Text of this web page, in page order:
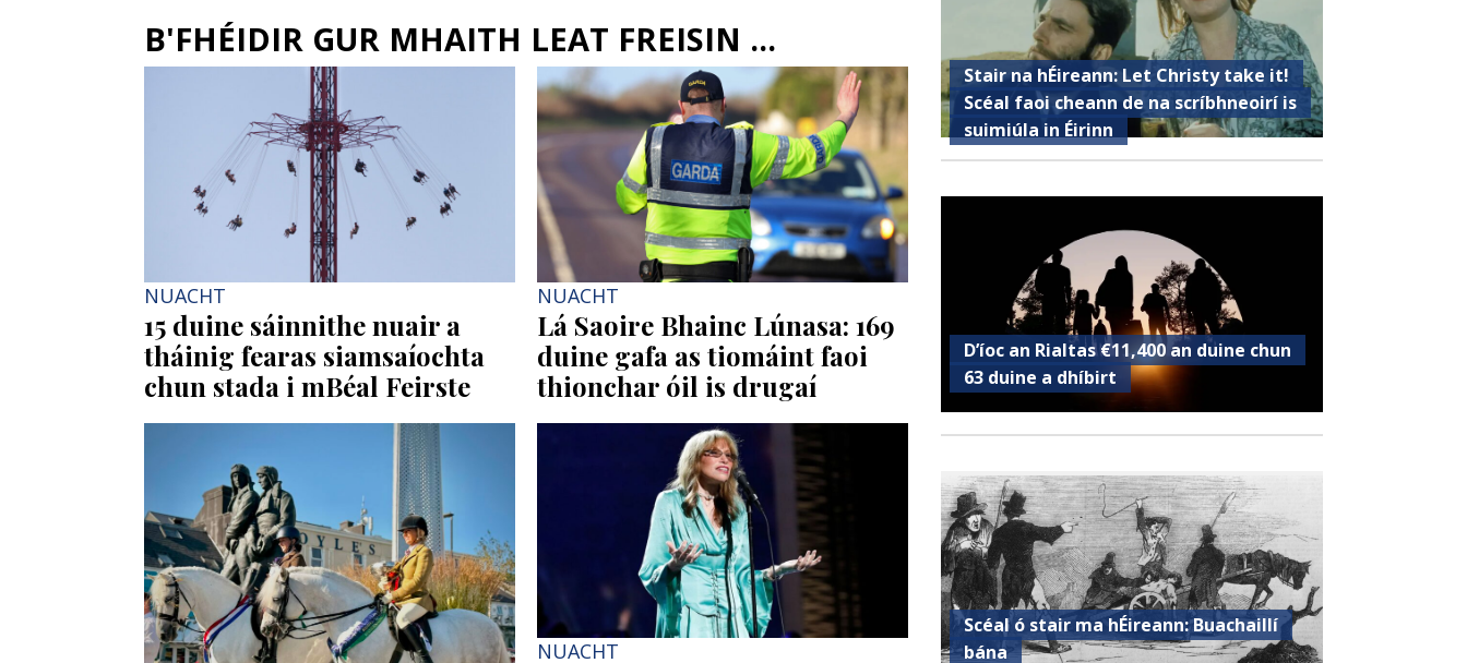
B'FHÉIDIR GUR MHAITH LEAT FREISIN ...
NUACHT
15 duine sáinnithe nuair a
tháinig fearas siamsaíochta
chun stada i mBéal Feirste
NUACHT
Lá Saoire Bhainc Lúnasa: 169
duine gafa as tiomáint faoi
thionchar óil is drugaí
NUACHT
Stair na hÉireann: Let Christy take it!
Scéal faoi cheann de na scríbhneoirí is
suimiúla in Éirinn
D’íoc an Rialtas €11,400 an duine chun
63 duine a dhíbirt
Scéal ó stair ma hÉireann: Buachaillí
bána